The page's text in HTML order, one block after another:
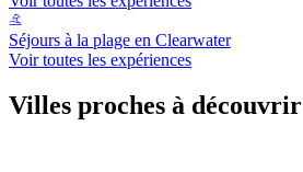
Séjours à la plage en Clearwater
Voir toutes les expériences
Villes proches à découvrir